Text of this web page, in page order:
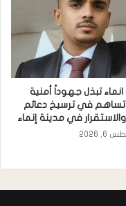
تبذل جهوداً أمنية
تساهم في ترسيخ دعائم
والاستقرار في مدينة إنماء
6, 2026